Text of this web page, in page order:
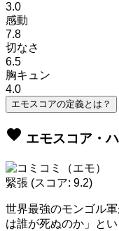
3.0
感動
7.8
切なさ
6.5
胸キュン
4.0
エモスコアの定義とは？
favorite エモスコア・
緊張 (スコア: 9.2)
世界最強のモンゴル
は誰が死ぬのか」と